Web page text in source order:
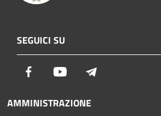
SEGUICI SU
Facebook Youtube
AMMINISTRAZIONE